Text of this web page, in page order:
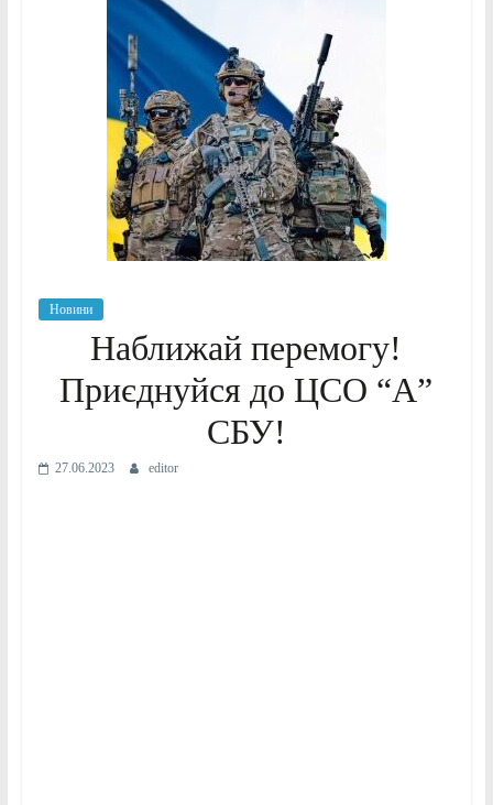
Новини
Наближай перемогу!
Приєднуйся до ЦСО “А”
СБУ!
27.06.2023 editor